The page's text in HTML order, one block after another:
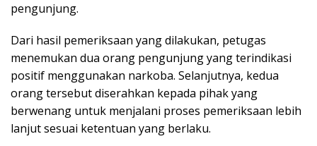
pengunjung.
Dari hasil pemeriksaan yang dilakukan, petugas
menemukan dua orang pengunjung yang terindikasi
positif menggunakan narkoba. Selanjutnya, kedua
orang tersebut diserahkan kepada pihak yang
berwenang untuk menjalani proses pemeriksaan lebih
lanjut sesuai ketentuan yang berlaku.